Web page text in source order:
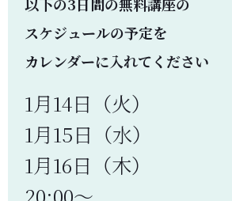
スケジュールの予定を
カレンダーに入れてください
1月14日（火）
1月15日（水）
1月16日（木）